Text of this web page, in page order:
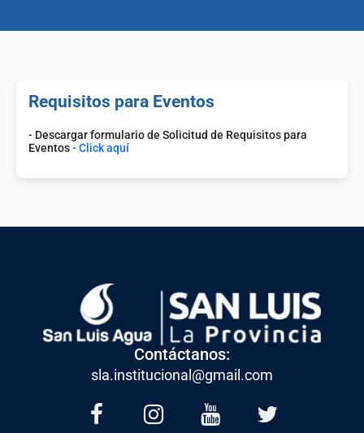
Requisitos para Eventos
- Descargar formulario de Solicitud de Requisitos para
Eventos- Click aquí
Contáctanos:
sla.institucional@gmail.com